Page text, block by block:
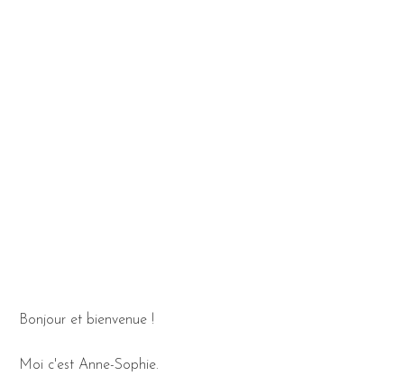
Bonjour et bienvenue !
Moi c'est Anne-Sophie.